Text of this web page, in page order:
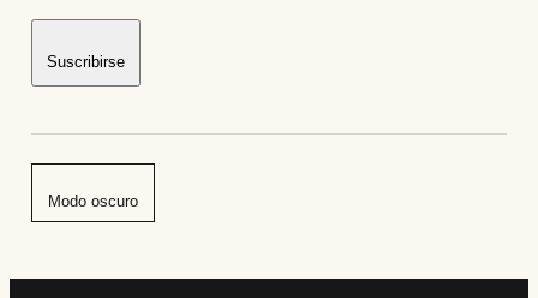
Suscribirse
Modo oscuro